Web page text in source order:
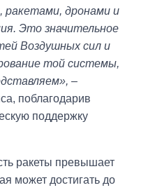
ракетами, дронами и
Это значительное
Воздушных сил и
той системы,
–
поблагодарив
поддержку
ракеты превышает
может достигать до